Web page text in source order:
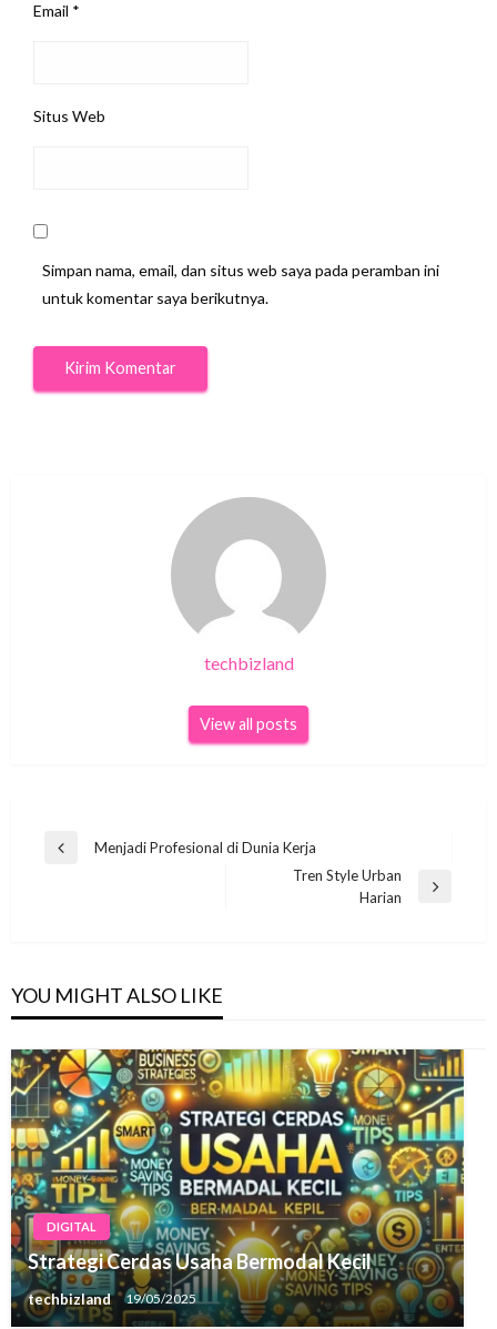
Email *
Situs Web
Simpan nama, email, dan situs web saya pada peramban ini
untuk komentar saya berikutnya.
techbizland
View all posts
Navigasi
Previous
Menjadi Profesional di Dunia Kerja
Tren Style Urban
Harian
YOU MIGHT ALSO LIKE
DIGITAL
Strategi Cerdas Usaha Bermodal Kecil
techbizland 19/05/2025